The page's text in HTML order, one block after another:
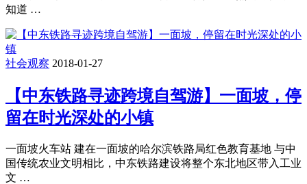
知道 …
社会观察 2018-01-27
【中东铁路寻迹跨境自驾游】一面坡，停
留在时光深处的小镇
一面坡火车站 建在一面坡的哈尔滨铁路局红色教育基地 与中
国传统农业文明相比，中东铁路建设将整个东北地区带入工业
文 …